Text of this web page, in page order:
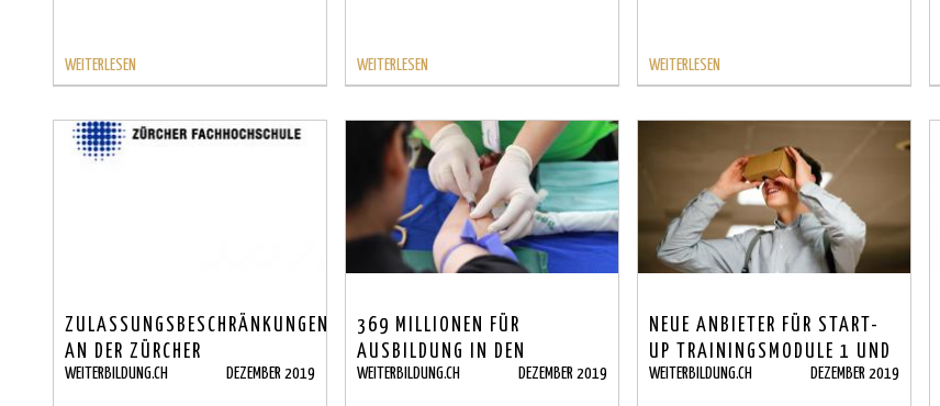
WEITERLESEN WEITERLESEN WEITERLESEN
ZULASSUNGSBESCHRÄNKUNGEN
AN DER ZÜRCHER
FACHHOCHSCHULE
WEITERBILDUNG.CH DEZEMBER 2019
369 MILLIONEN FÜR
AUSBILDUNG IN DEN
GESUNHEITSBERUFEN
WEITERBILDUNG.CH DEZEMBER 2019
NEUE ANBIETER FÜR START-
UP TRAININGSMODULE 1 UND
2
WEITERBILDUNG.CH DEZEMBER 2019